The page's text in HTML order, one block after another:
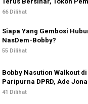
Karo Pimpin PKN MJA Kota
66 Dilihat
Siapa Yang Gembosi
NasDem-Bobby?
55 Dilihat
Bobby Nasution Walkout di
Paripurna DPRD, Ade
Waktu Kepala Daerah Tak
41 Dilihat